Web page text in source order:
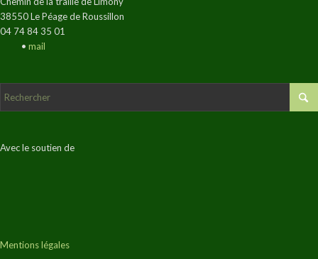
38550 Le Péage de Roussillon
04 74 84 35 01
• mail
Avec le soutien de
Mentions légales